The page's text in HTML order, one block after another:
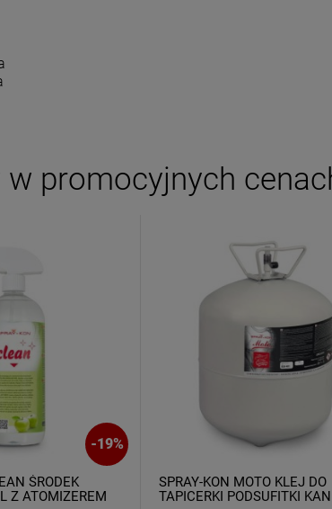
w promocyjnych
-19%
ŚRODEK
Z ATOMIZEREM
SPRAY-KON MOTO KLEJ DO
TAPICERKI PODSUFITKI